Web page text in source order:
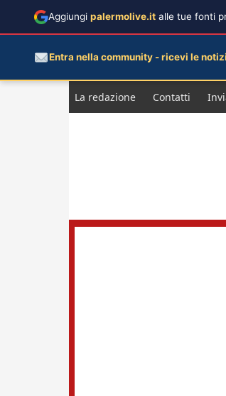
La redazione Contatti
Aggiungi palermolive.it alle tue fonti
Entra nella community - ricevi le